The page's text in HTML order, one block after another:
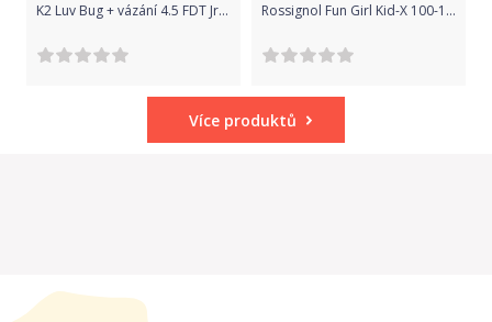
K2 Luv Bug + vázání 4.5 FDT Jr. - White 112 Rossignol Fun Girl Kid-X 100-130 + vázání Kid-X 4 B76 Wht/Silv 100
Více produktů